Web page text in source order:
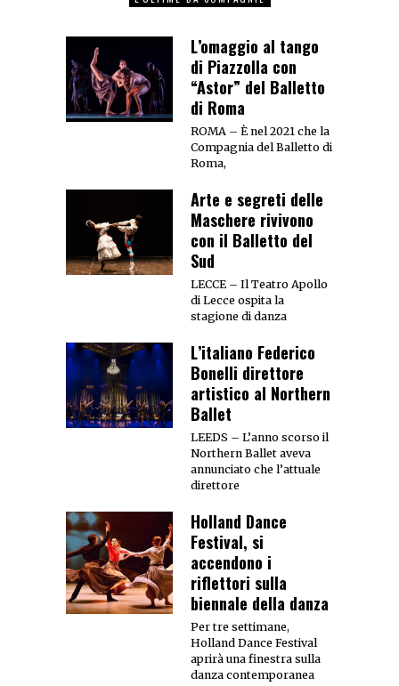
L’omaggio al tango
di Piazzolla con
“Astor” del Balletto
di Roma
ROMA – È nel 2021 che la
Compagnia del Balletto di
Roma,
Arte e segreti delle
Maschere rivivono
con il Balletto del
Sud
LECCE – Il Teatro Apollo
di Lecce ospita la
stagione di danza
L’italiano Federico
Bonelli direttore
artistico al Northern
Ballet
LEEDS – L’anno scorso il
Northern Ballet aveva
annunciato che l’attuale
direttore
Holland Dance
Festival, si
accendono i
riflettori sulla
biennale della danza
Per tre settimane,
Holland Dance Festival
aprirà una finestra sulla
danza contemporanea